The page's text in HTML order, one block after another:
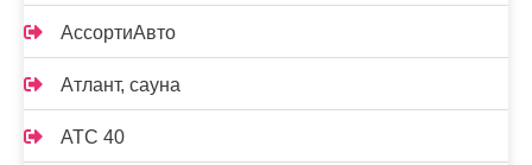
АссортиАвто
Атлант, сауна
АТС 40